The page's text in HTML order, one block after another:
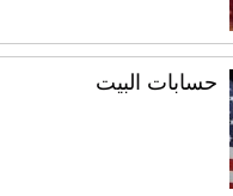
حسابات البيت